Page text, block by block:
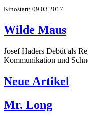
Kinostart: 09.03.2017
Wilde Maus
Josef Haders Debüt als
Kommunikation und
Neue Artikel
Mr. Long